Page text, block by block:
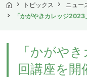
TOP
トピックス
ニュー
「かがやきカレッジ
「かがや
回講座を開